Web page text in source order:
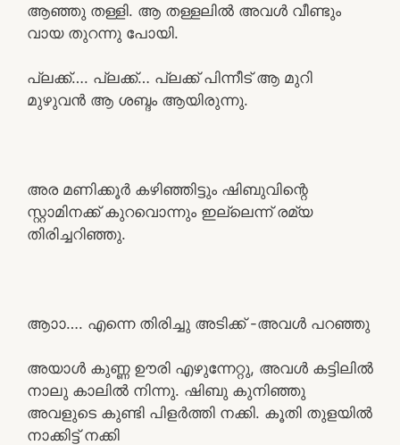
ആഞ്ഞു തള്ളി. ആ തള്ളലിൽ അവൾ വീണ്ടും
വായ തുറന്നു പോയി.
പ്ലക്ക്…. പ്ലക്ക്… പ്ലക്ക് പിന്നീട് ആ മുറി
മുഴുവൻ ആ ശബ്ദം ആയിരുന്നു.
അര മണിക്കൂർ കഴിഞ്ഞിട്ടും ഷിബുവിന്റെ
സ്റ്റാമിനക്ക് കുറവൊന്നും ഇല്ലെന്ന് രമ്യ
തിരിച്ചറിഞ്ഞു.
ആാാ…. എന്നെ തിരിച്ചു അടിക്ക് -അവൾ പറഞ്ഞു
അയാൾ കുണ്ണ ഊരി എഴുന്നേറ്റു, അവൾ കട്ടിലിൽ
നാലു കാലിൽ നിന്നു. ഷിബു കുനിഞ്ഞു
അവളുടെ കുണ്ടി പിളർത്തി നക്കി. കൂതി തുളയിൽ
നാക്കിട്ട് നക്കി